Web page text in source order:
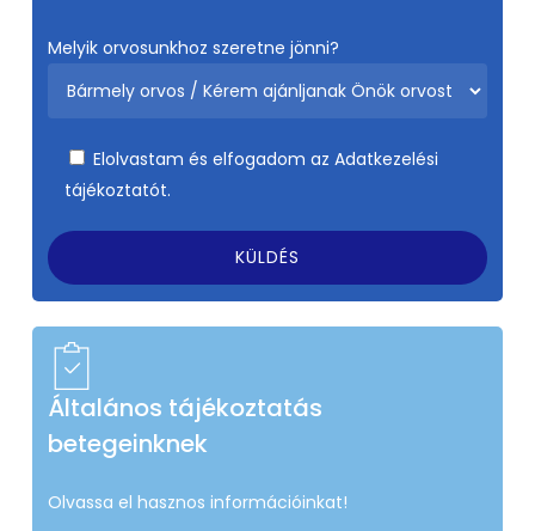
Melyik orvosunkhoz szeretne jönni?
Elolvastam és elfogadom azAdatkezelési
tájékoztatót.
Általános tájékoztatás
betegeinknek
Olvassa el hasznos információinkat!